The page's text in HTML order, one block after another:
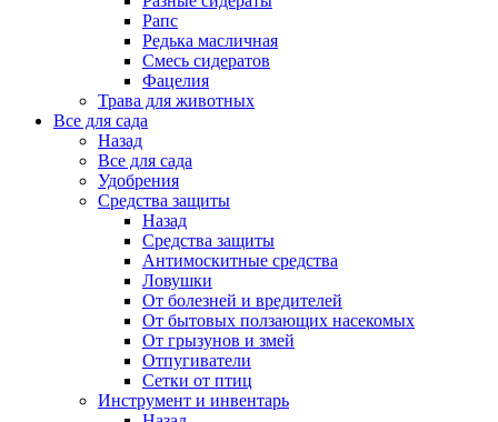
Рапс
Редька масличная
Смесь сидератов
Фацелия
Трава для животных
Все для сада
Назад
Все для сада
Удобрения
Средства защиты
Назад
Средства защиты
Антимоскитные средства
Ловушки
От болезней и вредителей
От бытовых ползающих насекомых
От грызунов и змей
Отпугиватели
Сетки от птиц
Инструмент и инвентарь